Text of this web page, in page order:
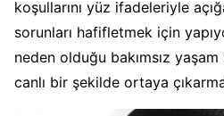
koşullarını yüz ifadeleriyle
sorunları hafifletmek için
neden olduğu bakımsız
canlı bir şekilde ortaya